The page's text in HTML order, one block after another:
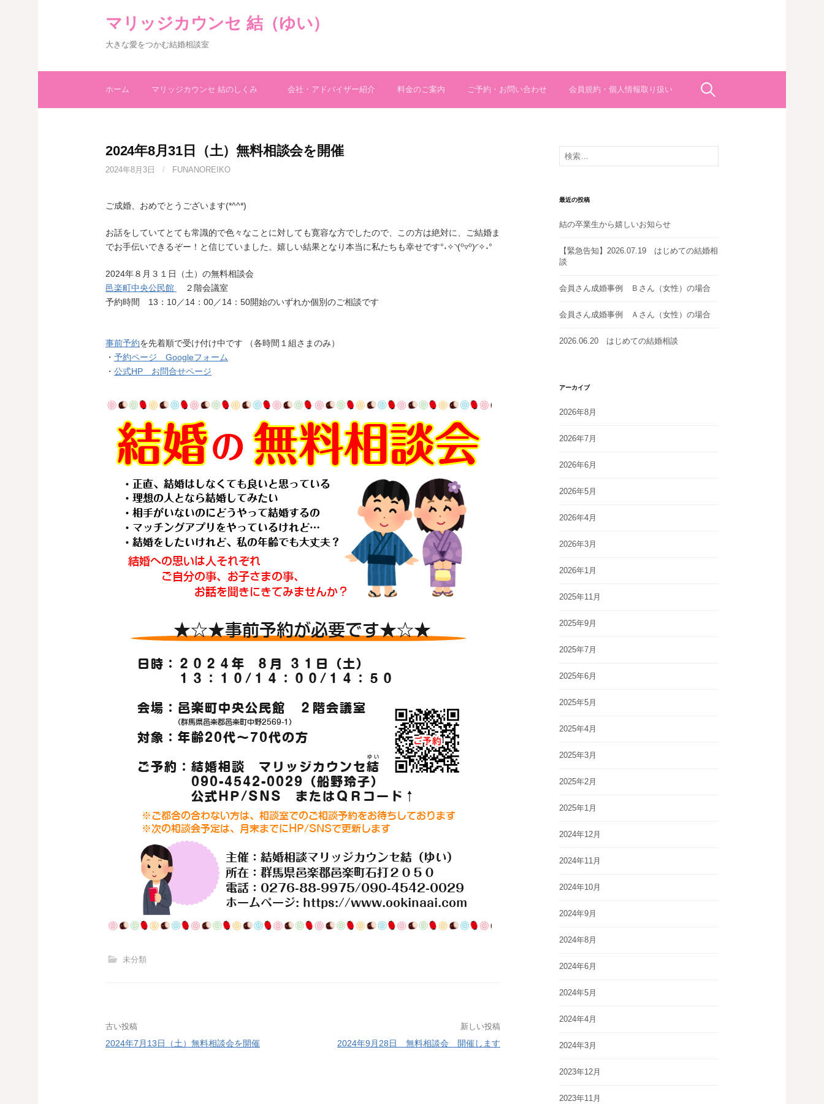
マリッジカウンセ 結（ゆい）
大きな愛をつかむ結婚相談室
ホーム マリッジカウンセ 結のしくみ 会社・アドバイザー紹介 料金のご案内 ご予約・お問い合わせ 会員規約・個人情報取り扱い 検
2024年8月31日（土）無料相談会を開催
2024年8月3日 / FUNANOREIKO
ご成婚、おめでとうございます(*^^*)
お話をしていてとても常識的で色々なことに対しても寛容な方でしたので、この方は絶対に、ご結婚ま
でお手伝いできるぞー！と信じていました。嬉しい結果となり本当に私たちも幸せです°˖✧◝(⁰▿⁰)◜✧˖°
2024年８月３１日（土）の無料相談会
邑楽町中央公民館
２階会議室
予約時間 13：10／14：00／14：50開始のいずれか個別のご相談です
事前予約を先着順で受け付け中です （各時間１組さまのみ）
・ 予約ページ Googleフォーム
・ 公式HP お問合せページ
未分類
投
稿
古い投稿
2024年7月13日（土）無料相談会を開催
新しい投稿
2024年9月28日 無料相談会 開催します
検
索:
最近の投稿
結の卒業生から嬉しいお知らせ
【緊急告知】2026.07.19 はじめての結婚相
談
会員さん成婚事例 Ｂさん（女性）の場合
会員さん成婚事例 Ａさん（女性）の場合
2026.06.20 はじめての結婚相談
アーカイブ
2026年8月
2026年7月
2026年6月
2026年5月
2026年4月
2026年3月
2026年1月
2025年11月
2025年9月
2025年7月
2025年6月
2025年5月
2025年4月
2025年3月
2025年2月
2025年1月
2024年12月
2024年11月
2024年10月
2024年9月
2024年8月
2024年6月
2024年5月
2024年4月
2024年3月
2023年12月
2023年11月